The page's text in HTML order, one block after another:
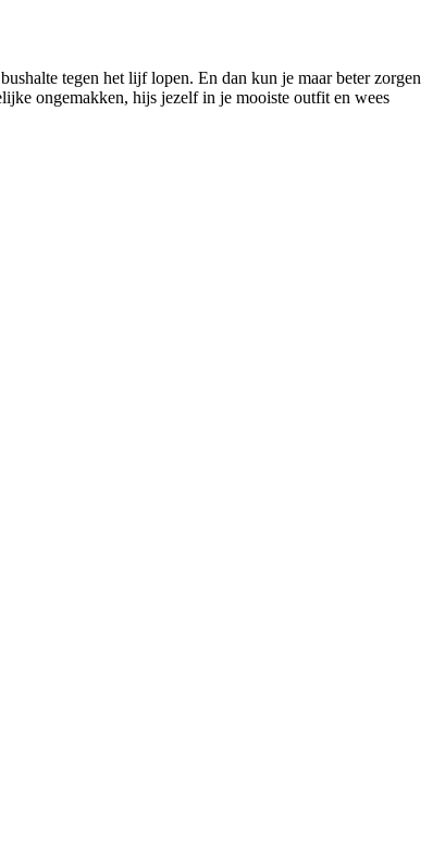
tegen het lijf lopen. En dan kun je maar beter zorgen
ongemakken, hijs jezelf in je mooiste outfit en wees